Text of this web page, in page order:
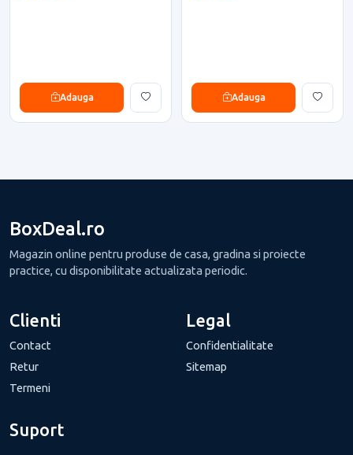
Adauga Adauga
BoxDeal.ro
Magazin online pentru produse de casa, gradina si proiecte
practice, cu disponibilitate actualizata periodic.
Clienti
Contact
Retur
Termeni
Legal
Confidentialitate
Sitemap
Suport